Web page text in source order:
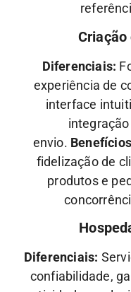
Criação
Diferenciais:
experiência de
interface
envio.
fidelização de
produtos e
Diferenciais:
confiabilidade,